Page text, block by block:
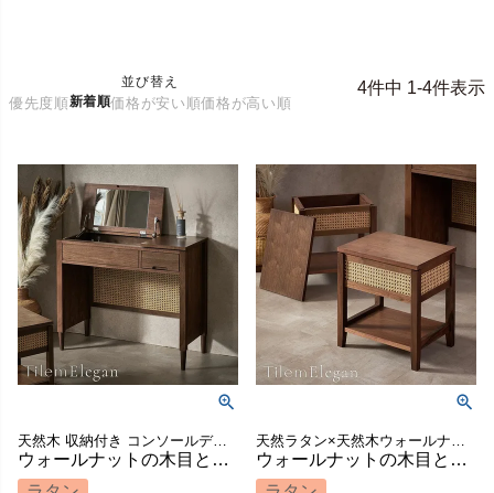
並び替え
優先度順新着順価格が安い順価格が高い順
4件中 1-4件表示
天然木 収納付き コンソールデスク 天然素材 メイク台 木製ドレッサー 一人暮らし 小物収納 コスメ収納 寝室 リビング リモートワーク pcデスク バリ島 ホテル 店舗 サロン ヴィラ
ウォールナットの木目とラタンメッシュのコンビネーションがリゾート感を醸し出すコンパクトなアジアンドレッサー（ティレムエレガンシリーズ） [67187]
ウォールナットの木目とラタンメッシュのコンビネーションがリゾート感を醸し出すコンパクトなアジアンスツール（ティレムエレガンシリーズ）[ 67186 ]